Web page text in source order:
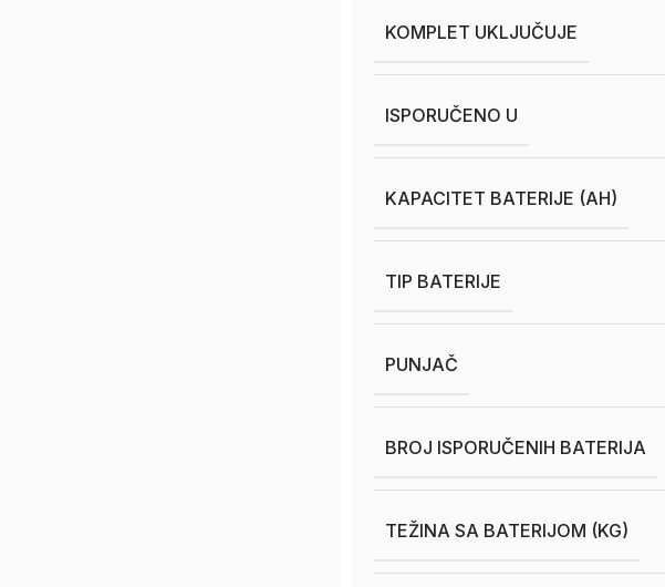
KOMPLET UKLJUČUJE
ISPORUČENO U
KAPACITET BATERIJE (AH)
TIP BATERIJE
PUNJAČ
BROJ ISPORUČENIH BATERIJA
TEŽINA SA BATERIJOM (KG)